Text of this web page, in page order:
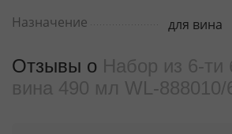
Назначение для вина
Отзывы о Набор из 6-ти
вина 490 мл WL‑888010/